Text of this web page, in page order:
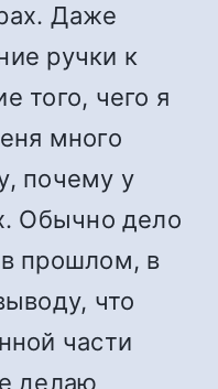
Даже
ручки к
того, чего я
много
почему у
Обычно дело
прошлом, в
что
части
делаю